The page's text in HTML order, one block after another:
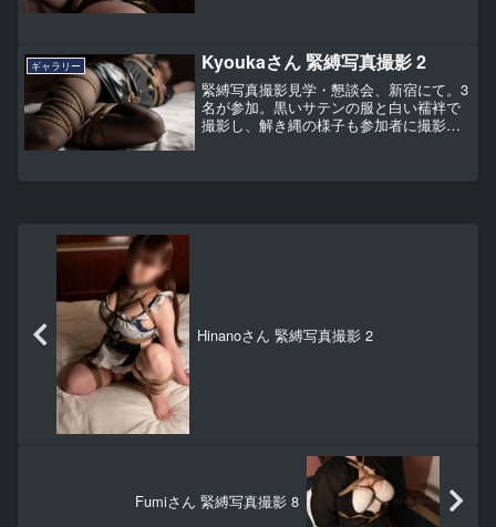
ギャラリー Kyoukaさん 緊縛写真撮影 2
緊縛写真撮影見学・懇談会、新宿にて。3
名が参加。黒いサテンの服と白い襦袢で
撮影し、解き縄の様子も参加者に撮影い
Hinanoさん 緊縛写真撮影 2
Fumiさん 緊縛写真撮影 8